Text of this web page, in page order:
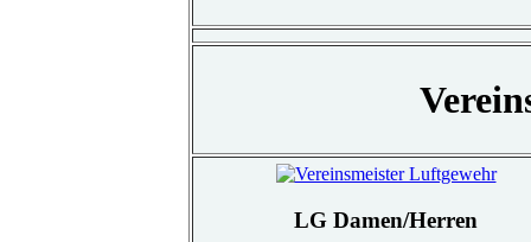
LG Damen/Herren